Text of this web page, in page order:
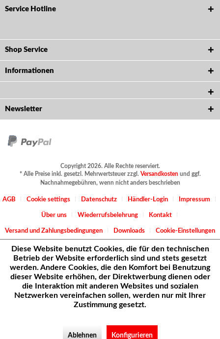
Service Hotline
Shop Service
Informationen
Newsletter
Copyright 2026. Alle Rechte reserviert.
* Alle Preise inkl. gesetzl. Mehrwertsteuer zzgl. Versandkostenund ggf.
Nachnahmegebühren, wenn nicht anders beschrieben
AGB Cookie settings Datenschutz Händler-Login Impressum
Über uns Wiederrufsbelehrung Kontakt
Versand und Zahlungsbedingungen Downloads Cookie-Einstellungen
Diese Website benutzt Cookies, die für den technischen
Betrieb der Website erforderlich sind und stets gesetzt
werden. Andere Cookies, die den Komfort bei Benutzung
dieser Website erhöhen, der Direktwerbung dienen oder
die Interaktion mit anderen Websites und sozialen
Netzwerken vereinfachen sollen, werden nur mit Ihrer
Zustimmung gesetzt.
Ablehnen Konfigurieren